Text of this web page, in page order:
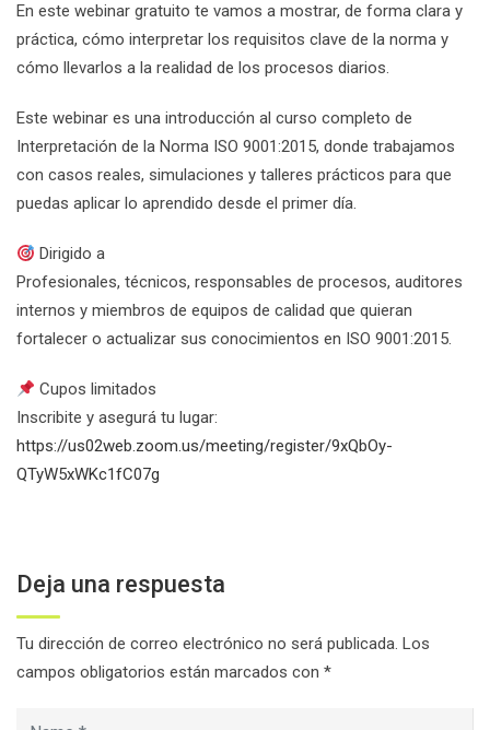
En este webinar gratuito te vamos a mostrar, de forma clara y
práctica, cómo interpretar los requisitos clave de la norma y
cómo llevarlos a la realidad de los procesos diarios.
Este webinar es una introducción al curso completo de
Interpretación de la Norma ISO 9001:2015, donde trabajamos
con casos reales, simulaciones y talleres prácticos para que
puedas aplicar lo aprendido desde el primer día.
Dirigido a
Profesionales, técnicos, responsables de procesos, auditores
internos y miembros de equipos de calidad que quieran
fortalecer o actualizar sus conocimientos en ISO 9001:2015.
Cupos limitados
Inscribite y asegurá tu lugar:
https://us02web.zoom.us/meeting/register/9xQbOy-
QTyW5xWKc1fC07g
Deja una respuesta
Tu dirección de correo electrónico no será publicada. Los
campos obligatorios están marcados con *